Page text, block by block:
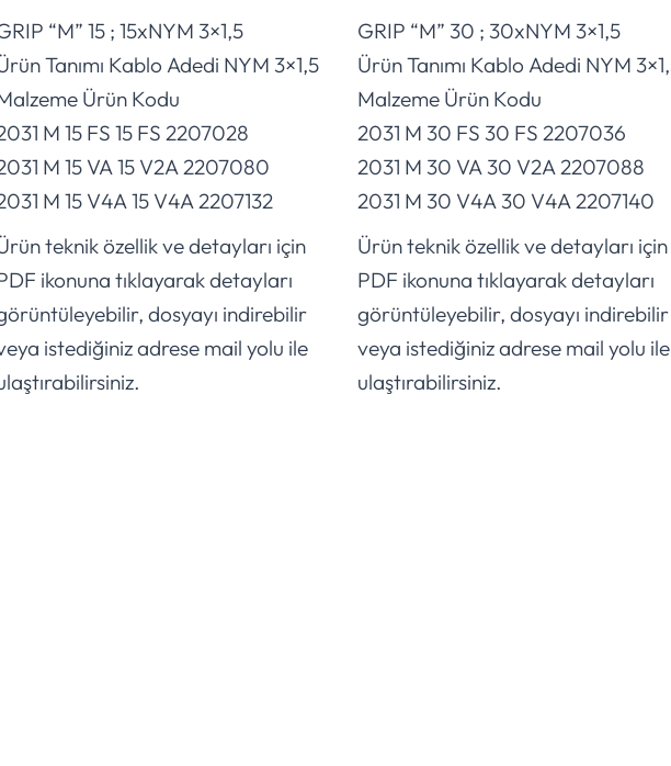
“M” 15 ; 15xNYM 3×1,5
Tanımı Kablo Adedi NYM 3×1,5
Ürün Kodu
M 15 FS 15 FS 2207028
M 15 VA 15 V2A 2207080
M 15 V4A 15 V4A 2207132
teknik özellik ve detayları için
ikonuna tıklayarak detayları
dosyayı indirebilir
istediğiniz adrese mail yolu ile
GRIP “M” 30 ; 30xNYM 3×1,5
Ürün Tanımı Kablo Adedi NYM
Malzeme Ürün Kodu
2031 M 30 FS 30 FS 2207036
2031 M 30 VA 30 V2A 2207088
2031 M 30 V4A 30 V4A 2207140
Ürün teknik özellik ve detayları için
PDF ikonuna tıklayarak detayları
görüntüleyebilir, dosyayı indirebilir
veya istediğiniz adrese mail yolu ile
ulaştırabilirsiniz.